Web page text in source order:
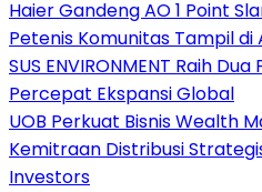
Haier Gandeng AO 1 Point
Petenis Komunitas Tampil di
SUS ENVIRONMENT Raih
Percepat Ekspansi Global
UOB Perkuat Bisnis Wealth
Kemitraan Distribusi
Investors